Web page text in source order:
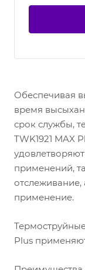
Обеспечивая
время
срок службы,
TWK1921 MAX
применений,
применение.
Plus